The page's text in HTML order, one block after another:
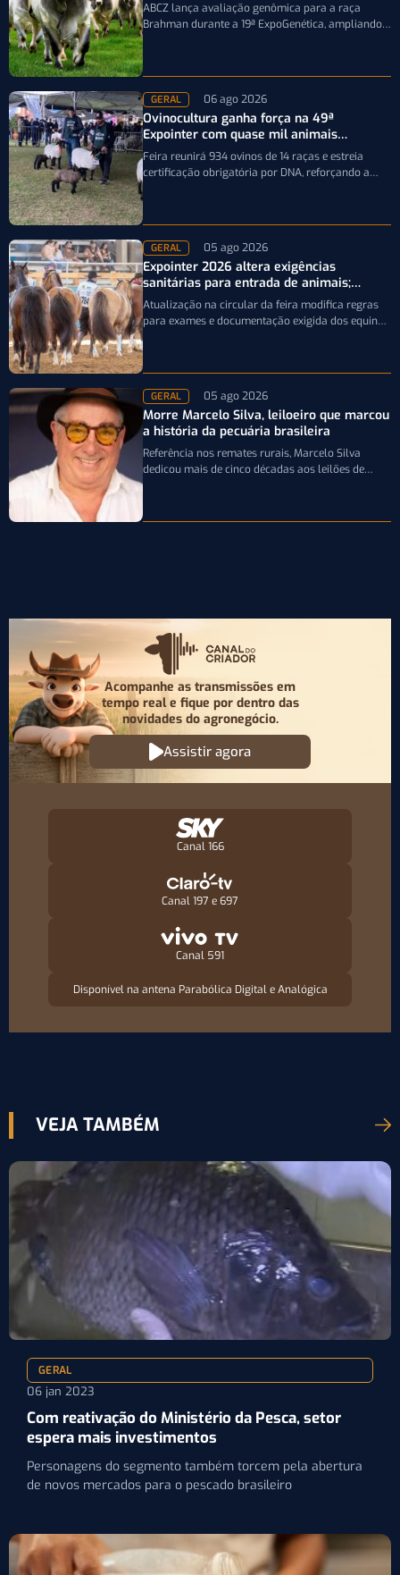
ABCZ lança avaliação genômica para a raça
Brahman durante a 19ª ExpoGenética, ampliando a
GERAL 06 ago 2026
Ovinocultura ganha força na 49ª
Expointer com quase mil animais
inscritos
Feira reunirá 934 ovinos de 14 raças e estreia
certificação obrigatória por DNA, reforçando a
GERAL 05 ago 2026
Expointer 2026 altera exigências
sanitárias para entrada de animais;
entenda
Atualização na circular da feira modifica regras
para exames e documentação exigida dos equinos
GERAL 05 ago 2026
Morre Marcelo Silva, leiloeiro que marcou
a história da pecuária brasileira
Referência nos remates rurais, Marcelo Silva
dedicou mais de cinco décadas aos leilões de
Acompanhe as transmissões em
tempo real e fique por dentro das
novidades do agronegócio.
Assistir agora
Canal 166
Canal 197 e 697
Canal 591
Disponível na antena Parabólica Digital e Analógica
VEJA TAMBÉM
GERAL
06 jan 2023
Com reativação do Ministério da Pesca, setor
espera mais investimentos
Personagens do segmento também torcem pela abertura
de novos mercados para o pescado brasileiro